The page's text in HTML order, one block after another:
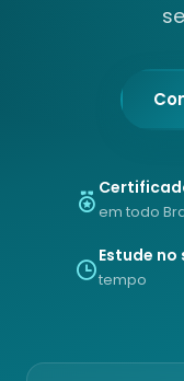
em todo
Estude no
tempo